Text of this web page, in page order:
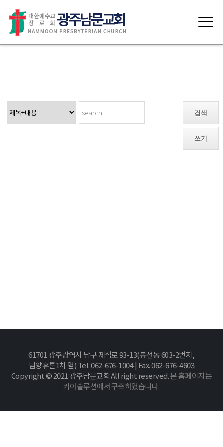
섬기는 사람들
검색
쓰기
61701 광주광역시 남구 제석로 93-13(봉선동 603-2번지,
남양휴튼1차 옆) Tel. 062-676-1004 | Fax. 062-676-4603
Copyright © 2021 광주남문교회 All right reserved.본 홈페이지는
카야솔루션에서 구축하였습니다.